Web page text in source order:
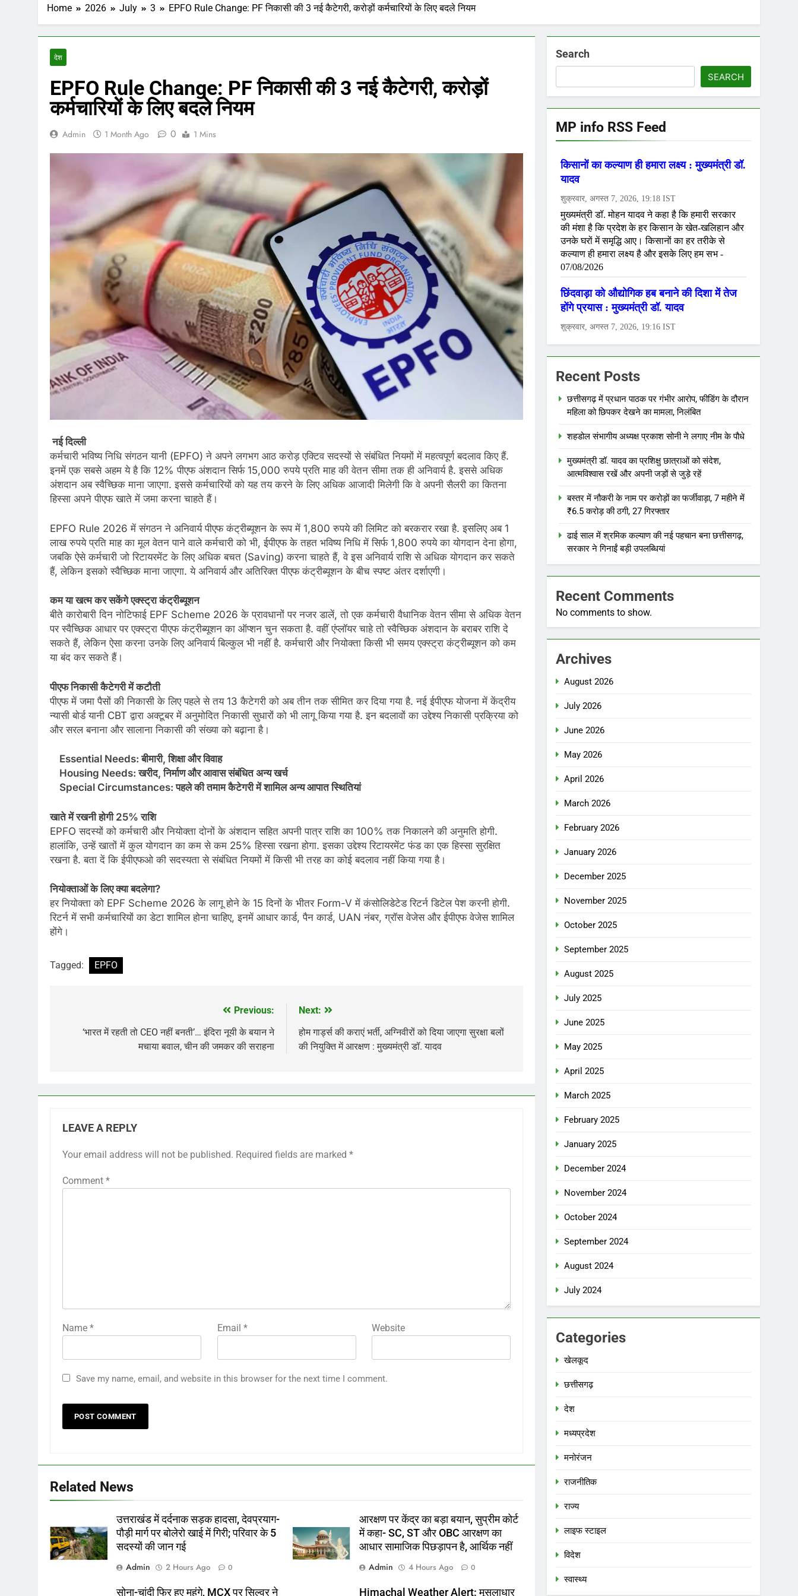
Home 2026 July 3 EPFO Rule Change: PF निकासी की 3 नई कैटेगरी, करोड़ों कर्मचारियों के लिए बदले नियम
देश
EPFO Rule Change: PF निकासी की 3 नई कैटेगरी, करोड़ों
कर्मचारियों के लिए बदले नियम
Admin 1 Month Ago 0 1 Mins
नई दिल्ली
कर्मचारी भविष्य निधि संगठन यानी (EPFO) ने अपने लगभग आठ करोड़ एक्टिव सदस्यों से संबंधित नियमों में महत्वपूर्ण बदलाव किए हैं.
इनमें एक सबसे अहम ये है कि 12% पीएफ अंशदान सिर्फ 15,000 रुपये प्रति माह की वेतन सीमा तक ही अनिवार्य है. इससे अधिक
अंशदान अब स्वैच्छिक माना जाएगा. इससे कर्मचारियों को यह तय करने के लिए अधिक आजादी मिलेगी कि वे अपनी सैलरी का कितना
हिस्सा अपने पीएफ खाते में जमा करना चाहते हैं।
EPFO Rule 2026 में संगठन ने अनिवार्य पीएफ कंट्रीब्यूशन के रूप में 1,800 रुपये की लिमिट को बरकरार रखा है. इसलिए अब 1
लाख रुपये प्रति माह का मूल वेतन पाने वाले कर्मचारी को भी, ईपीएफ के तहत भविष्य निधि में सिर्फ 1,800 रुपये का योगदान देना होगा,
जबकि ऐसे कर्मचारी जो रिटायरमेंट के लिए अधिक बचत (Saving) करना चाहते हैं, वे इस अनिवार्य राशि से अधिक योगदान कर सकते
हैं, लेकिन इसको स्वैच्छिक माना जाएगा. ये अनिवार्य और अतिरिक्त पीएफ कंट्रीब्यूशन के बीच स्पष्ट अंतर दर्शाएगी।
कम या खत्म कर सकेंगे एक्स्ट्रा कंट्रीब्यूशन
बीते कारोबारी दिन नोटिफाई EPF Scheme 2026 के प्रावधानों पर नजर डालें, तो एक कर्मचारी वैधानिक वेतन सीमा से अधिक वेतन
पर स्वैच्छिक आधार पर एक्स्ट्रा पीएफ कंट्रीब्यूशन का ऑप्शन चुन सकता है. वहीं एंप्लॉयर चाहे तो स्वैच्छिक अंशदान के बराबर राशि दे
सकते हैं, लेकिन ऐसा करना उनके लिए अनिवार्य बिल्कुल भी नहीं है. कर्मचारी और नियोक्ता किसी भी समय एक्स्ट्रा कंट्रीब्यूशन को कम
या बंद कर सकते हैं।
पीएफ निकासी कैटेगरी में कटौती
पीएफ में जमा पैसों की निकासी के लिए पहले से तय 13 कैटेगरी को अब तीन तक सीमित कर दिया गया है. नई ईपीएफ योजना में केंद्रीय
न्यासी बोर्ड यानी CBT द्वारा अक्टूबर में अनुमोदित निकासी सुधारों को भी लागू किया गया है. इन बदलावों का उद्देश्य निकासी प्रक्रिया को
और सरल बनाना और सालाना निकासी की संख्या को बढ़ाना है।
Essential Needs: बीमारी, शिक्षा और विवाह
Housing Needs: खरीद, निर्माण और आवास संबंधित अन्य खर्च
Special Circumstances: पहले की तमाम कैटेगरी में शामिल अन्य आपात स्थितियां
खाते में रखनी होगी 25% राशि
EPFO सदस्यों को कर्मचारी और नियोक्ता दोनों के अंशदान सहित अपनी पात्र राशि का 100% तक निकालने की अनुमति होगी.
हालांकि, उन्हें खातों में कुल योगदान का कम से कम 25% हिस्सा रखना होगा. इसका उद्देश्य रिटायरमेंट फंड का एक हिस्सा सुरक्षित
रखना है. बता दें कि ईपीएफओ की सदस्यता से संबंधित नियमों में किसी भी तरह का कोई बदलाव नहीं किया गया है।
नियोक्ताओं के लिए क्या बदलेगा?
हर नियोक्ता को EPF Scheme 2026 के लागू होने के 15 दिनों के भीतर Form-V में कंसोलिडेटेड रिटर्न डिटेल पेश करनी होगी.
रिटर्न में सभी कर्मचारियों का डेटा शामिल होना चाहिए, इनमें आधार कार्ड, पैन कार्ड, UAN नंबर, ग्रॉस वेजेस और ईपीएफ वेजेस शामिल
होंगे।
Tagged: EPFO
navigation
Previous:
‘भारत में रहती तो CEO नहीं बनती’… इंदिरा नूयी के बयान ने
मचाया बवाल, चीन की जमकर की सराहना
Next:
होम गार्ड्स की कराएं भर्ती, अग्निवीरों को दिया जाएगा सुरक्षा बलों
की नियुक्ति में आरक्षण : मुख्यमंत्री डॉ. यादव
LEAVE A REPLY
Your email address will not be published. Required fields are marked *
Comment *
Name * Email * Website
Save my name, email, and website in this browser for the next time I comment.
Related News
उत्तराखंड में दर्दनाक सड़क हादसा, देवप्रयाग-
पौड़ी मार्ग पर बोलेरो खाई में गिरी; परिवार के 5
सदस्यों की जान गई
Admin
2 Hours Ago 0
आरक्षण पर केंद्र का बड़ा बयान, सुप्रीम कोर्ट
में कहा- SC, ST और OBC आरक्षण का
आधार सामाजिक पिछड़ापन है, आर्थिक नहीं
Admin
4 Hours Ago 0
सोना-चांदी फिर हुए महंगे, MCX पर सिल्वर ने Himachal Weather Alert: मूसलाधार
Search
SEARCH
MP info RSS Feed
Recent Posts
छत्तीसगढ़ में प्रधान पाठक पर गंभीर आरोप, फीडिंग के दौरान
महिला को छिपकर देखने का मामला, निलंबित
शहडोल संभागीय अध्यक्ष प्रकाश सोनी ने लगाए नीम के पौधे
मुख्यमंत्री डॉ. यादव का प्रशिक्षु छात्राओं को संदेश,
आत्मविश्वास रखें और अपनी जड़ों से जुड़े रहें
बस्तर में नौकरी के नाम पर करोड़ों का फर्जीवाड़ा, 7 महीने में
₹6.5 करोड़ की ठगी, 27 गिरफ्तार
ढाई साल में श्रमिक कल्याण की नई पहचान बना छत्तीसगढ़,
सरकार ने गिनाईं बड़ी उपलब्धियां
Recent Comments
No comments to show.
Archives
August 2026
July 2026
June 2026
May 2026
April 2026
March 2026
February 2026
January 2026
December 2025
November 2025
October 2025
September 2025
August 2025
July 2025
June 2025
May 2025
April 2025
March 2025
February 2025
January 2025
December 2024
November 2024
October 2024
September 2024
August 2024
July 2024
Categories
खेलकूद
छत्तीसगढ़
देश
मध्‍यप्रदेश
मनोरंजन
राजनीतिक
राज्य
लाइफ स्टाइल
विदेश
स्‍वास्‍थ्‍य